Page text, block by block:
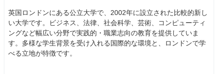
英国ロンドンにある公立大学で、2002年に設立された比較的新し
い大学です。ビジネス、法律、社会科学、芸術、コンピューティ
ングなど幅広い分野で実践的・職業志向の教育を提供していま
す。多様な学生背景を受け入れる国際的な環境と、ロンドンで学
べる立地が特徴です。